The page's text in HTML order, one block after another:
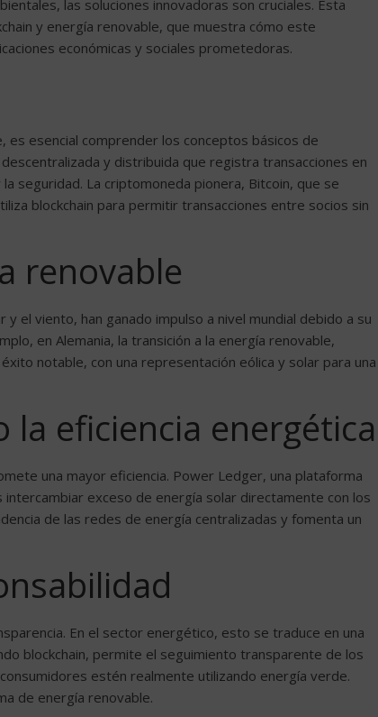
las soluciones innovadoras son cruciales. Esta
y energía renovable, que muestra cómo este
económicas y sociales prometedoras.
esencial comprender los conceptos básicos de
y distribuida que registra transacciones en
seguridad. La criptomoneda pionera, Bitcoin, que se
blockchain para permitir transacciones entre socios sin
renovable
el viento, han ganado impulso a nivel mundial debido a su
en Alemania, la transición a la energía renovable,
notable, con una representación eólica y solar para una
eficiencia energética
una mayor eficiencia. Power Ledger, una plataforma
exceso de energía solar directamente con los
de las redes de energía centralizadas y fomenta un
En el sector energético, esto se traduce en una
blockchain, permite el seguimiento transparente de los
estén realmente utilizando energía verde.
de energía renovable.